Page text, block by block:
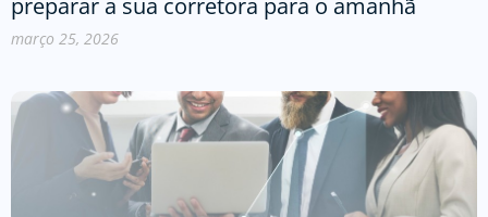
preparar a sua corretora para o amanhã
março 25, 2026